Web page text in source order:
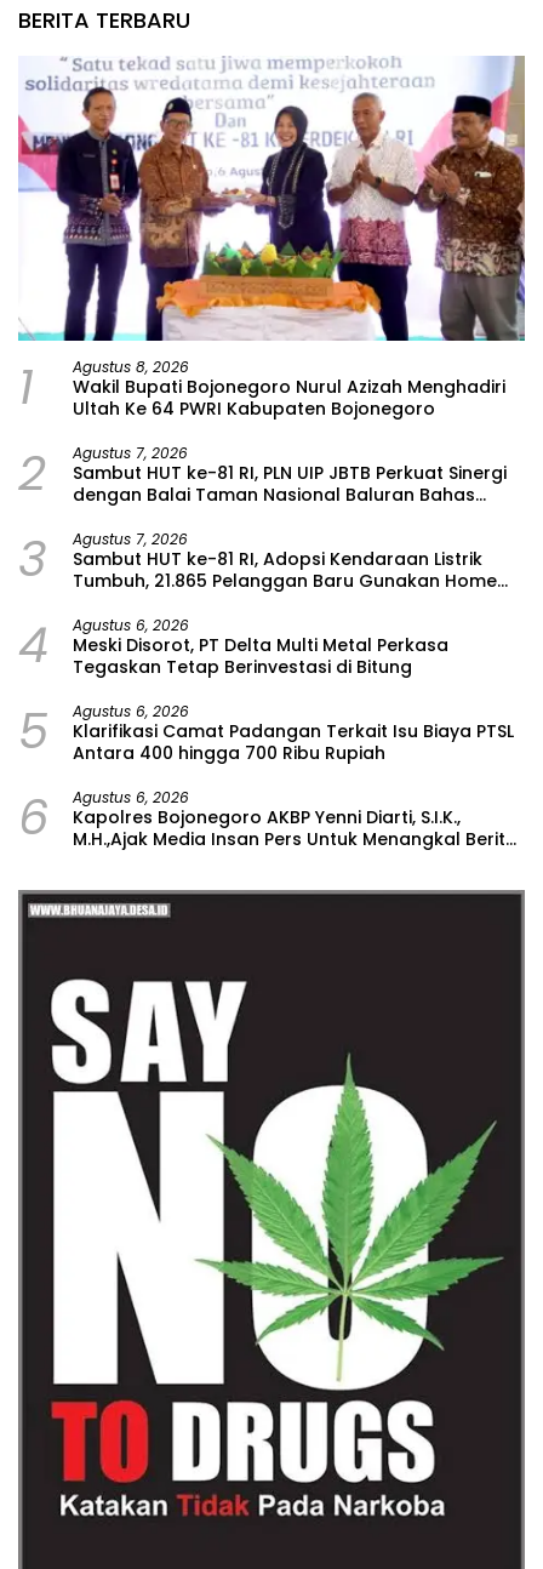
BERITA TERBARU
1 Agustus 8, 2026
Wakil Bupati Bojonegoro Nurul Azizah Menghadiri
Ultah Ke 64 PWRI Kabupaten Bojonegoro
2 Agustus 7, 2026
Sambut HUT ke-81 RI, PLN UIP JBTB Perkuat Sinergi
dengan Balai Taman Nasional Baluran Bahas
Watudodol/Kalipuro
3 Agustus 7, 2026
Sambut HUT ke-81 RI, Adopsi Kendaraan Listrik
Tumbuh, 21.865 Pelanggan Baru Gunakan Home
4 Agustus 6, 2026
Meski Disorot, PT Delta Multi Metal Perkasa
Tegaskan Tetap Berinvestasi di Bitung
5 Agustus 6, 2026
Klarifikasi Camat Padangan Terkait Isu Biaya PTSL
Antara 400 hingga 700 Ribu Rupiah
6 Agustus 6, 2026
Kapolres Bojonegoro AKBP Yenni Diarti, S.I.K.,
M.H.,Ajak Media Insan Pers Untuk Menangkal Berita